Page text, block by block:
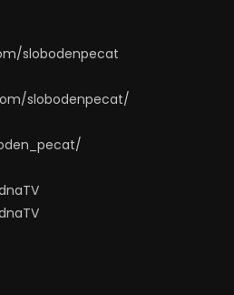
slobodenpecat
slobodenpecat/